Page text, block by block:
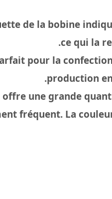
de la bobine
ce qui la
pour la
production
offre une grande
fréquent. La